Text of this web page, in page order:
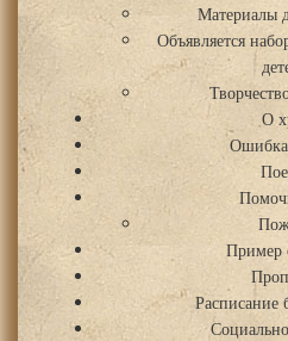
Материалы
Объявляется
О
Пример
Расписание